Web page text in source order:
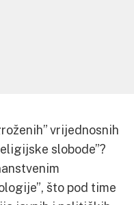
vrijednosnih
slobode”?
što pod time